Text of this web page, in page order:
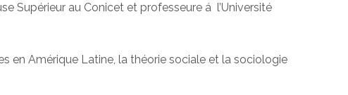
Supérieur au Conicet et professeure á l’Université
en Amérique Latine, la théorie sociale et la sociologie